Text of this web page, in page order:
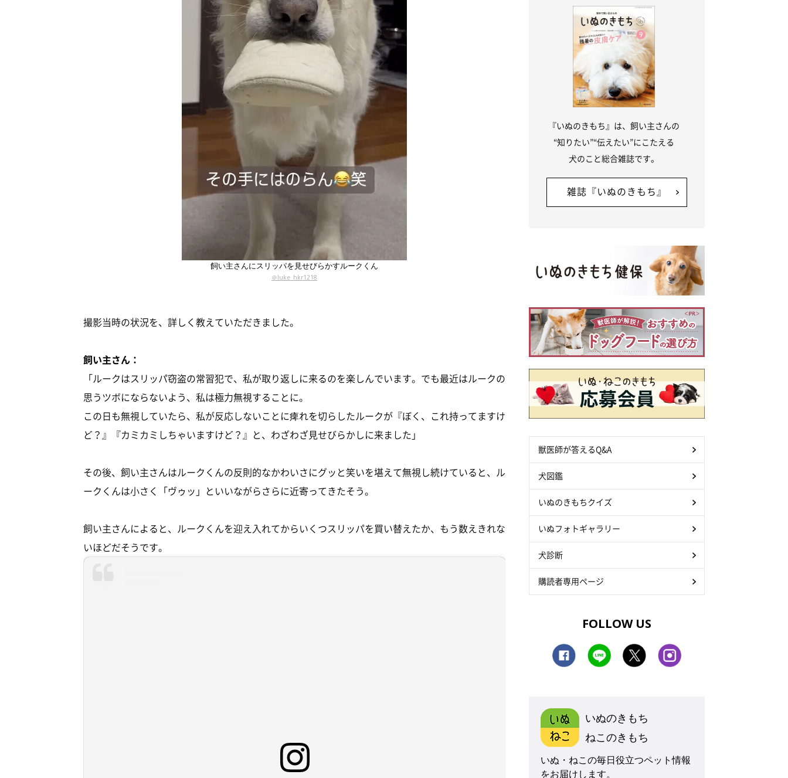
飼い主さんにスリッパを見せびらかすルークくん
＠luke_hkr1218
撮影当時の状況を、詳しく教えていただきました。
飼い主さん：
「ルークはスリッパ窃盗の常習犯で、私が取り返しに来るのを楽しんでいます。でも最近はルークの
思うツボにならないよう、私は極力無視することに。
この日も無視していたら、私が反応しないことに痺れを切らしたルークが『ぼく、これ持ってますけ
ど？』『カミカミしちゃいますけど？』と、わざわざ見せびらかしに来ました」
その後、飼い主さんはルークくんの反則的なかわいさにグッと笑いを堪えて無視し続けていると、ル
ークくんは小さく「ヴゥッ」といいながらさらに近寄ってきたそう。
飼い主さんによると、ルークくんを迎え入れてからいくつスリッパを買い替えたか、もう数えきれな
いほどだそうです。
『いぬのきもち』は、飼い主さんの
“知りたい”“伝えたい”にこたえる
犬のこと総合雑誌です。
雑誌『いぬのきもち』
獣医師が答えるQ&A
犬図鑑
いぬのきもちクイズ
いぬフォトギャラリー
犬診断
購読者専用ページ
FOLLOW US
いぬのきもち
ねこのきもち
いぬ・ねこの毎日役立つペット情報
をお届けします。